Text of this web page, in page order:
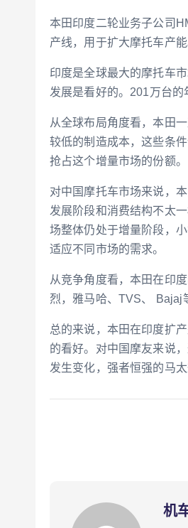
本田印度二轮业务子公司
产线，用于扩大摩托车产
印度是全球最大的摩托车
发展是看好的。201万台的
从全球布局角度看，本田
较低的制造成本，这些条
抢占这个增量市场的份额。
对中国摩托车市场来说，
发展阶段和消费结构不太
场整体仍处于增量阶段，
适应不同市场的需求。
从竞争角度看，本田在印
烈，雅马哈、TVS、 Bajaj
总的来说，本田在印度扩
的看好。对中国摩友来说
发生变化，强者恒强的马太
机